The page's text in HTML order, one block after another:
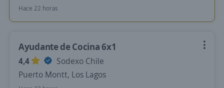
Hace 22 horas
Ayudante de Cocina 6x1
4,4
Sodexo Chile
Puerto Montt, Los Lagos